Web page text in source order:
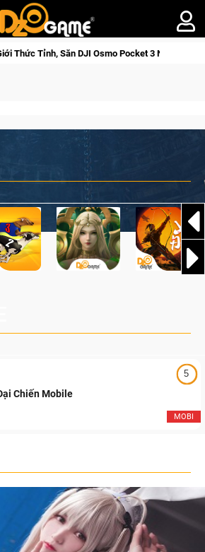
Pocket 3 Ngay Hôm Nay
5
MOBI
Chiến Mobile